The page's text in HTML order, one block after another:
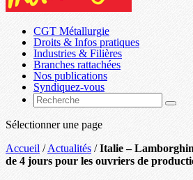
CGT Métallurgie
Droits & Infos pratiques
Industries & Filières
Branches rattachées
Nos publications
Syndiquez-vous
Sélectionner une page
Accueil /Actualités /Italie –
de 4 jours pour les ouvriers de